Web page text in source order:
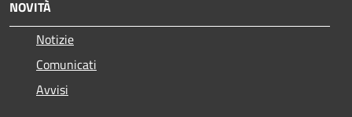
NOVITÀ
Notizie
Comunicati
Avvisi